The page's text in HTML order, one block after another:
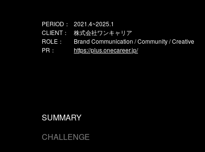
PERIOD：
2021.4~2025.1
CLIENT：
株式会社ワンキャリア
ROLE：
Brand Communication / Community / Creative
PR：
https://plus.onecareer.jp/
SUMMARY
CHALLENGE